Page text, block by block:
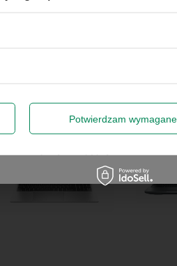
zamówieniach powyżej 300 zł. Oferta
przetwarzanie danych osobowych
Potwierdzam wymagane